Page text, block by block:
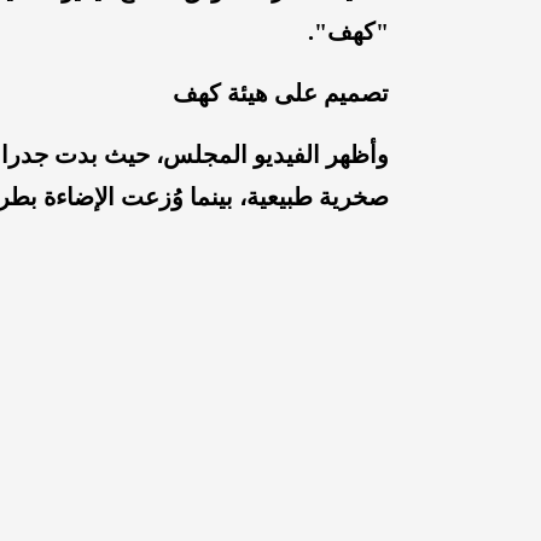
"كهف".
تصميم على هيئة كهف
وأظهر الفيديو المجلس، حيث بدت
صخرية طبيعية، بينما وُزعت الإضاءة